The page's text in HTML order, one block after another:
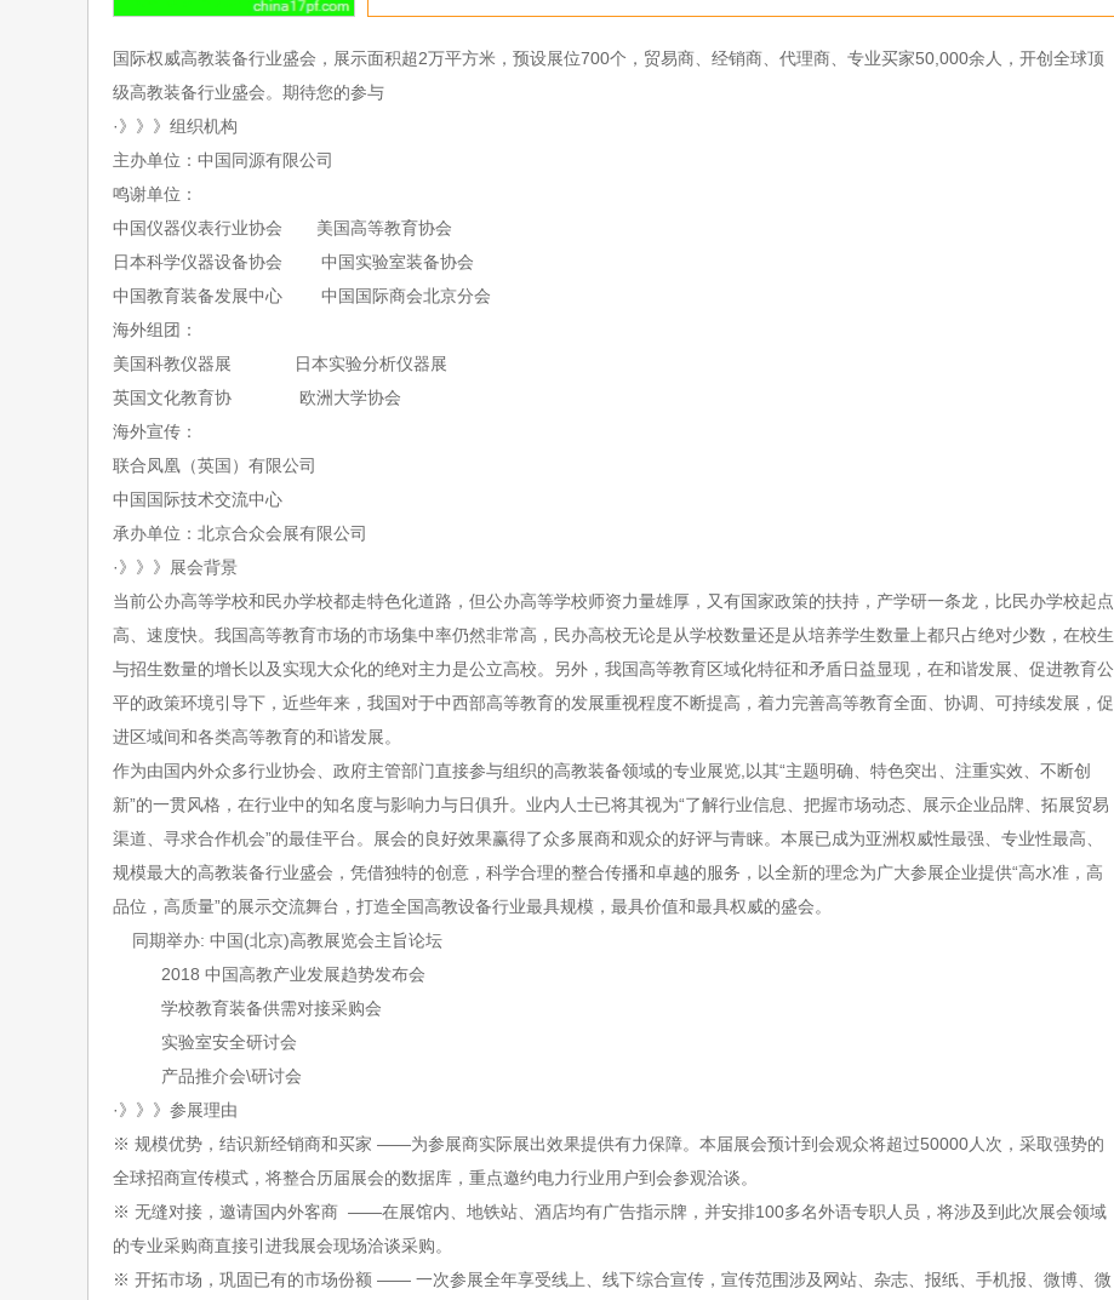
国际权威高教装备行业盛会，展示面积超2万平方米，预设展位700个，贸易商、经销商、代理商、专业买家50,000余人，开创全球顶
级高教装备行业盛会。期待您的参与
·》》》 组织机构
主办单位 ：中国同源有限公司
鸣谢单位：
中国仪器仪表行业协会
美国高等教育协会
日本科学仪器设备协会
中国实验室装备协会
中国教育装备发展中心
中国国际商会北京分会
海外组团 ：
美国科教仪器展
日本实验分析仪器展
英国文化教育协
欧洲大学协会
海外宣传 ：
联合凤凰（英国）有限公司
中国国际技术交流中心
承办单位 ： 北京合众会展有限公司
·》》》 展会背景
当前公办高等学校和民办学校都走特色化道路，但公办高等学校师资力量雄厚，又有国家政策的扶持，产学研一条龙，比民办学校起点
高、速度快。我国高等教育市场的市场集中率仍然非常高，民办高校无论是从学校数量还是从培养学生数量上都只占绝对少数，在校生
与招生数量的增长以及实现大众化的绝对主力是公立高校。另外，我国高等教育区域化特征和矛盾日益显现，在和谐发展、促进教育公
平的政策环境引导下，近些年来，我国对于中西部高等教育的发展重视程度不断提高，着力完善高等教育全面、协调、可持续发展，促
进区域间和各类高等教育的和谐发展。
作为由国内外众多行业协会、政府主管部门直接参与组织的高教装备领域的专业展览,以其“主题明确、特色突出、注重实效、不断创
新”的一贯风格，在行业中的知名度与影响力与日俱升。业内人士已将其视为“了解行业信息、把握市场动态、展示企业品牌、拓展贸易
渠道、寻求合作机会”的最佳平台。展会的良好效果赢得了众多展商和观众的好评与青睐。本展已成为亚洲权威性最强、专业性最高、
规模最大的高教装备行业盛会， 凭借独特的创意，科学合理的整合传播和卓越的服务，以全新的理念为广大参展企业提供“高水准，高
品位，高质量”的展示交流舞台，打造全国高教设备行业最具规模，最具价值和最具权威的盛会。
同期举办: 中国(北京)高教展览会主旨论坛
2018 中国高教产业发展趋势发布会
学校教育装备供需对接采购会
实验室安全研讨会
产品推介会\研讨会
·》》》 参展理由
※ 规模优势，结识新经销商和买家 ——为参展商实际展出效果提供有力保障。本届展会预计到会观众将超过50000人次，采取强势的
全球招商宣传模式，将整合历届展会的数据库，重点邀约电力行业用户到会参观洽谈。
※ 无缝对接，邀请国内外客商 ——在展馆内、地铁站、酒店均有广告指示牌，并安排100多名外语专职人员，将涉及到此次展会领域
的专业采购商直接引进我展会现场洽谈采购。
※ 开拓市场，巩固已有的市场份额 —— 一次参展全年享受线上、线下综合宣传，宣传范围涉及网站、杂志、报纸、手机报、微博、微